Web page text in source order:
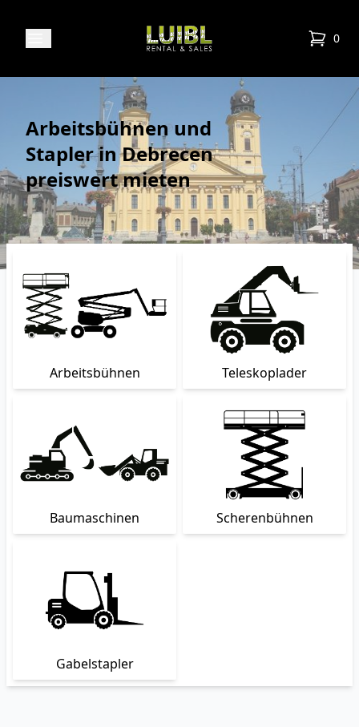
Luibl Rental & Sales 0
items
Arbeitsbühnen und
Stapler in Debrecen
preiswert mieten
Arbeitsbühnen Teleskoplader
Baumaschinen Scherenbühnen
Gabelstapler